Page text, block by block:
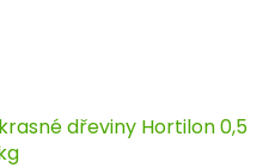
dřeviny Hortilon 0,5